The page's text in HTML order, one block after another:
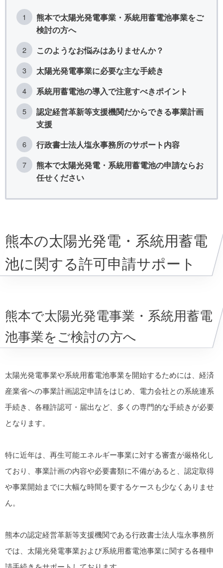
熊本で太陽光発電事業・系統用蓄電池事業をご
検討の方へ
このようなお悩みはありませんか？
太陽光発電事業に必要な主な手続き
系統用蓄電池の導入で注意すべきポイント
認定経営革新等支援機関だからできる事業計画
支援
行政書士法人塩永事務所のサポート内容
熊本で太陽光発電・系統用蓄電池の申請ならお
任せください
熊本の太陽光発電・系統用蓄電
池に関する許可申請サポート
熊本で太陽光発電事業・系統用蓄電
池事業をご検討の方へ
太陽光発電事業や系統用蓄電池事業を開始するためには、経済
産業省への事業計画認定申請をはじめ、電力会社との系統連系
手続き、各種許認可・届出など、多くの専門的な手続きが必要
となります。
特に近年は、再生可能エネルギー事業に対する審査が厳格化し
ており、事業計画の内容や必要書類に不備があると、認定取得
や事業開始までに大幅な時間を要するケースも少なくありませ
ん。
熊本の認定経営革新等支援機関である行政書士法人塩永事務所
では、太陽光発電事業および系統用蓄電池事業に関する各種申